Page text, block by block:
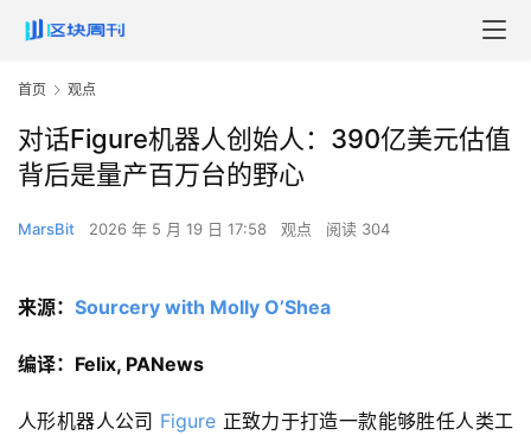
首页 观点
对话Figure机器人创始人：390亿美元估值
背后是量产百万台的野心
MarsBit 2026 年 5 月 19 日 17:58 观点 阅读 304
来源： Sourcery with Molly O’Shea
编译：Felix, PANews
人形机器人公司 Figure 正致力于打造一款能够胜任人类工